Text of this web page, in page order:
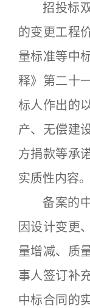
招投标双
的变更工程
量标准等中
释》第二十
标人作出的
产、无偿建
方捐款等承
实质性内容。
备案的中
因设计变更
量增减、质
事人签订补
中标合同的